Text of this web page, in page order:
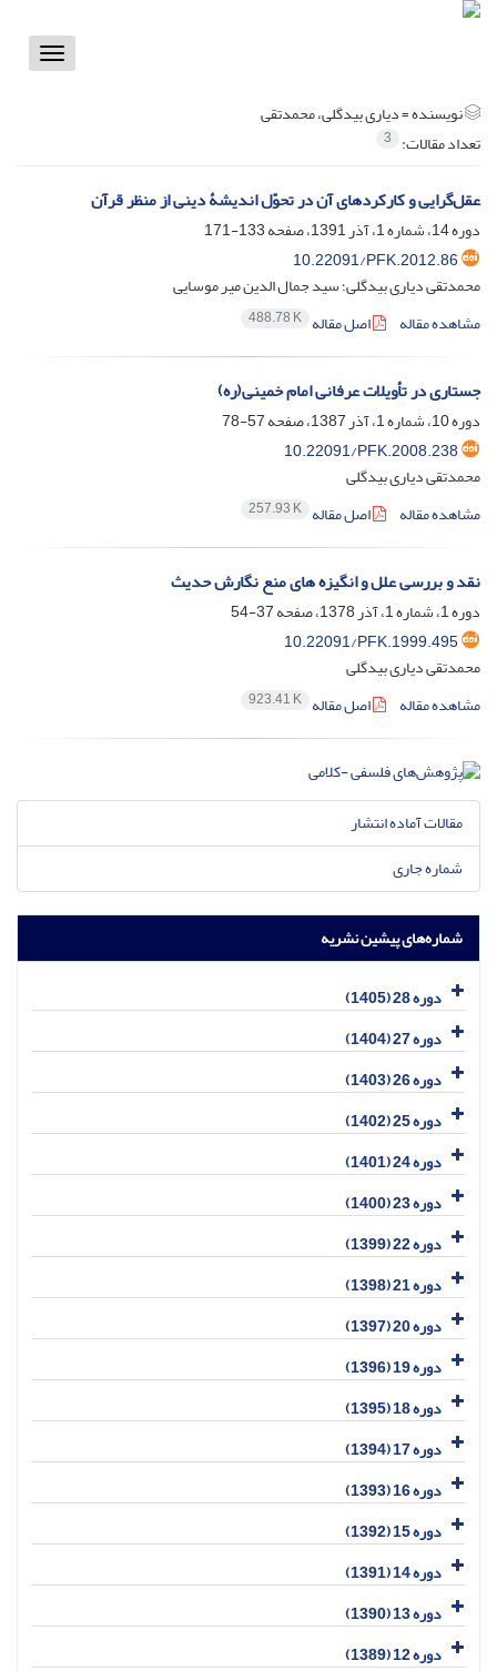
Toggle
نویسنده =دیاری بیدگلی، محمدتقی
تعداد مقالات: 3
عقل‌گرایی و کارکردهای آن در تحوّل اندیشۀ دینی از منظر قرآن
دوره 14، شماره 1، آذر 1391، صفحه
133-171
10.22091/PFK.2012.86
محمدتقی دیاری بیدگلی؛ سید جمال الدین میر موسایی
مشاهده مقاله
اصل مقاله 488.78 K
جستاری در تأویلات عرفانی امام خمینی(ره)
دوره 10، شماره 1، آذر 1387، صفحه
57-78
10.22091/PFK.2008.238
محمدتقی دیاری بیدگلی
مشاهده مقاله
اصل مقاله 257.93 K
نقد و بررسی علل و انگیزه های منع نگارش حدیث
دوره 1، شماره 1، آذر 1378، صفحه
37-54
10.22091/PFK.1999.495
محمدتقی دیاری بیدگلی
مشاهده مقاله
اصل مقاله 923.41 K
مقالات آماده انتشار
شماره جاری
شماره‌های پیشین نشریه
دوره 28 (1405)
دوره 27 (1404)
دوره 26 (1403)
دوره 25 (1402)
دوره 24 (1401)
دوره 23 (1400)
دوره 22 (1399)
دوره 21 (1398)
دوره 20 (1397)
دوره 19 (1396)
دوره 18 (1395)
دوره 17 (1394)
دوره 16 (1393)
دوره 15 (1392)
دوره 14 (1391)
دوره 13 (1390)
دوره 12 (1389)